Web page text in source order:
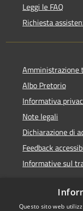
Leggi le FAQ
Richiesta
Amministrazione
Albo Pretorio
Informativa
Note legali
Dichiarazione di
Feedback
Informative sul
Questo sito web